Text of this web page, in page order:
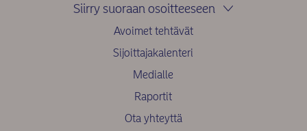
Siirry suoraan osoitteeseen
Avoimet tehtävät
Sijoittajakalenteri
Medialle
Raportit
Ota yhteyttä